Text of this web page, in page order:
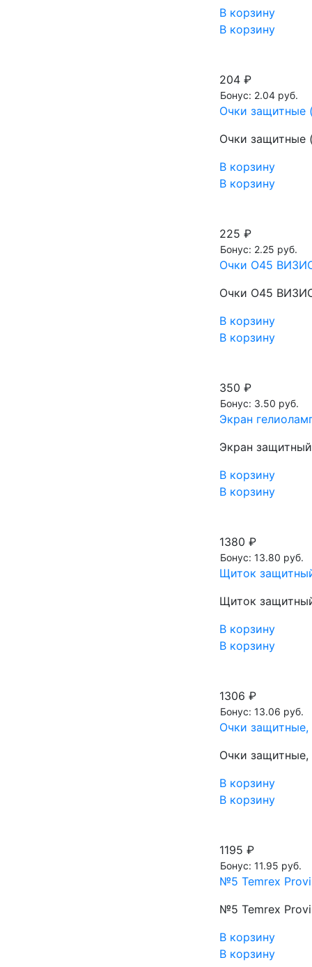
В корзину
В корзину
204 ₽
Бонус: 2.04 руб.
Очки защитные
Очки защитные
В корзину
В корзину
225 ₽
Бонус: 2.25 руб.
Очки О45
Очки О45
В корзину
В корзину
350 ₽
Бонус: 3.50 руб.
Экран
Экран
В корзину
В корзину
1380 ₽
Бонус: 13.80 руб.
Щиток
Щиток
В корзину
В корзину
1306 ₽
Бонус: 13.06 руб.
Очки защитные,
Очки защитные,
В корзину
В корзину
1195 ₽
Бонус: 11.95 руб.
№5 Temrex
№5 Temrex
В корзину
В корзину